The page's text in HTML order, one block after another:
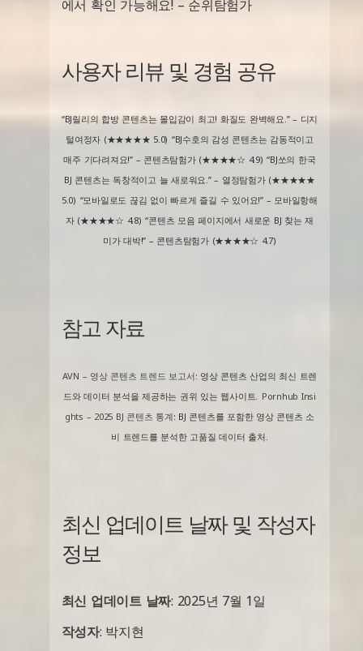
에서 확인 가능해요! – 순위탐험가
사용자 리뷰 및 경험 공유
“BJ릴리의 합방 콘텐츠는 몰입감이 최고! 화질도 완벽해요.” – 디지
털여정자 (★★★★★ 5.0) “BJ수호의 감성 콘텐츠는 감동적이고
매주 기다려져요!” – 콘텐츠탐험가 (★★★★☆ 4.9) “BJ쏘의 한국
BJ 콘텐츠는 독창적이고 늘 새로워요.” – 열정탐험가 (★★★★★
5.0) “모바일로도 끊김 없이 빠르게 즐길 수 있어요!” – 모바일항해
자 (★★★★☆ 4.8) “콘텐츠 모음 페이지에서 새로운 BJ 찾는 재
미가 대박!” – 콘텐츠탐험가 (★★★★☆ 4.7)
참고 자료
AVN – 영상 콘텐츠 트렌드 보고서: 영상 콘텐츠 산업의 최신 트렌
드와 데이터 분석을 제공하는 권위 있는 웹사이트. Pornhub Insi
ghts – 2025 BJ 콘텐츠 통계: BJ 콘텐츠를 포함한 영상 콘텐츠 소
비 트렌드를 분석한 고품질 데이터 출처.
최신 업데이트 날짜 및 작성자
정보
최신 업데이트 날짜: 2025년 7월 1일
작성자: 박지현